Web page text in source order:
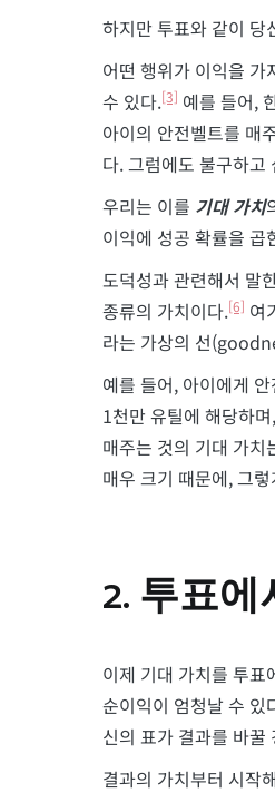
하지만 투표와 같이 당
어떤 행위가 이익을 가
수 있다.[3] 예를 들어,
아이의 안전벨트를 매
다. 그럼에도 불구하
우리는 이를 기대 가치
이익에 성공 확률을 곱
도덕성과 관련해서 말
종류의 가치이다.[6] 여
라는 가상의 선
예를 들어, 아이에게
1천만 유틸에 해당하며,
매주는 것의 기대 가
매우 크기 때문에, 그
2. 투표
이제 기대 가치를 투
순이익이 엄청날 수 있
신의 표가 결과를 바
결과의 가치부터 시작